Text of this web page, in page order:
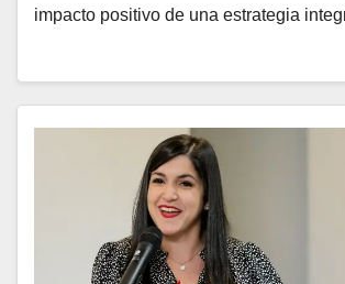
impacto positivo de una estrategia